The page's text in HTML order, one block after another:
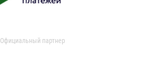
Официальный партнер